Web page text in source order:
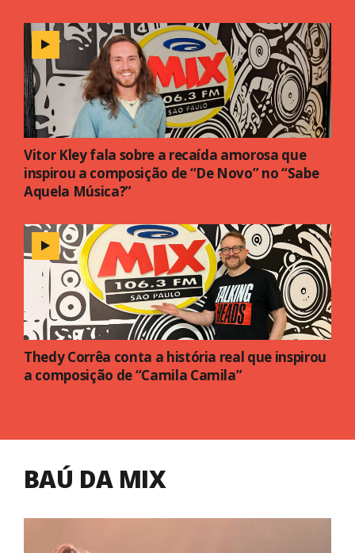
Vitor Kley fala sobre a recaída amorosa que
inspirou a composição de “De Novo” no “Sabe
Aquela Música?”
Thedy Corrêa conta a história real que inspirou
a composição de “Camila Camila”
BAÚ DA MIX